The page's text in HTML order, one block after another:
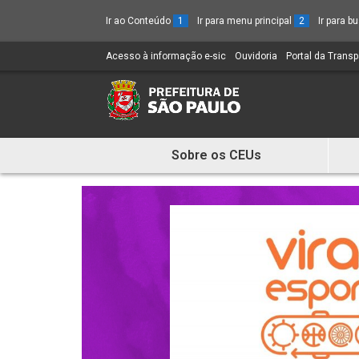
Ir ao Conteúdo 1 Ir para menu principal 2 Ir para
Acesso à informação e-sic (Link
um
novo
Ouvidoria (Link
Portal da
e
Sobre os CEUs